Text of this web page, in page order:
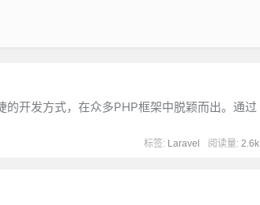
开发方式，在众多PHP框架中脱颖而出。通过
阅读量:2.6k
标签: Laravel